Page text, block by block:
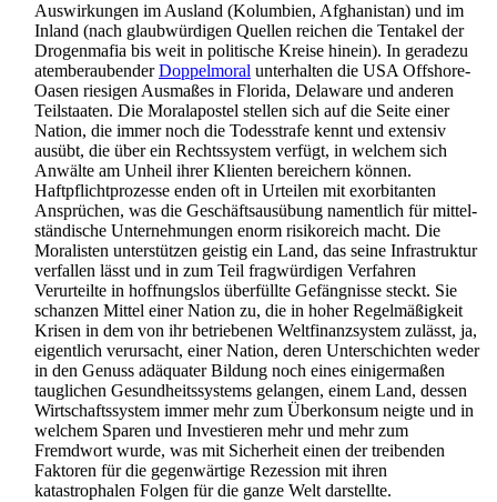
Auswirkungen im Ausland (Kolumbien, Afghanistan) und im
Inland (nach glaubwürdigen Quellen reichen die Tentakel der
Drogenmafia bis weit in politische Kreise hinein). In geradezu
atem­beraubenderDoppelmoral unterhalten die USA Offshore-
Oasen riesigen Ausmaßes in Florida, Delaware und anderen
Teilstaaten. Die Moralapostel stellen sich auf die Seite einer
Nation, die immer noch die Todesstrafe kennt und extensiv
ausübt, die über ein Rechtssystem verfügt, in welchem sich
Anwälte am Unheil ihrer Klienten bereichern können.
Haftpflicht­prozesse enden oft in Urteilen mit exorbitanten
Ansprüchen, was die Geschäfts­ausübung namentlich für mittel­
ständische Unternehmungen enorm risikoreich macht. Die
Moralisten unterstützen geistig ein Land, das seine Infrastruktur
verfallen lässt und in zum Teil fragwürdigen Verfahren
Verurteilte in hoffnungslos überfüllte Gefängnisse steckt. Sie
schanzen Mittel einer Nation zu, die in hoher Regel­mäßigkeit
Krisen in dem von ihr betriebenen Weltfinanzsystem zulässt, ja,
eigentlich verursacht, einer Nation, deren Unterschichten weder
in den Genuss adäquater Bildung noch eines einigermaßen
tauglichen Gesundheitssystems gelangen, einem Land, dessen
Wirtschafts­system immer mehr zum Überkonsum neigte und in
welchem Sparen und Investieren mehr und mehr zum
Fremdwort wurde, was mit Sicherheit einen der treibenden
Faktoren für die gegenwärtige Rezession mit ihren
katastrophalen Folgen für die ganze Welt darstellte.